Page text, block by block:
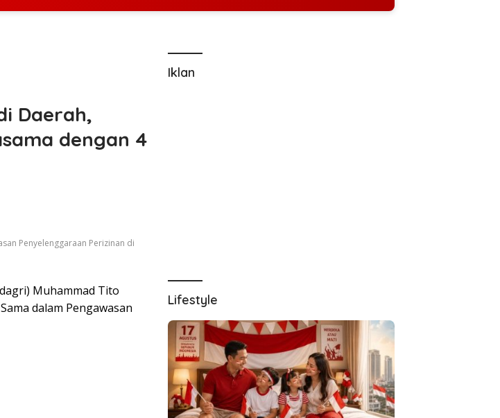
Daerah,
dengan 4
Penyelenggaraan Perizinan di
Muhammad Tito
dalam Pengawasan
Iklan
Lifestyle